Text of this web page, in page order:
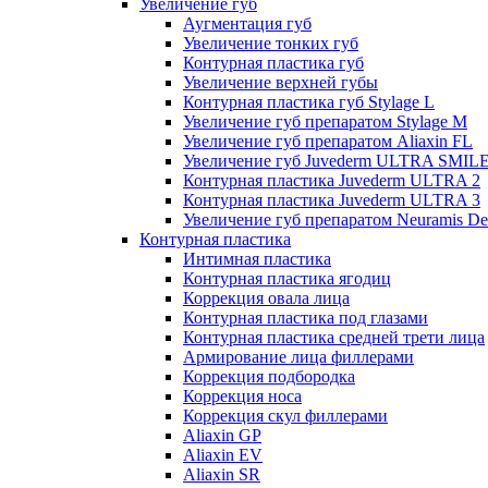
Увеличение губ
Аугментация губ
Увеличение тонких губ
Контурная пластика губ
Увеличение верхней губы
Контурная пластика губ Stylage L
Увеличение губ препаратом Stylage M
Увеличение губ препаратом Aliaxin FL
Увеличение губ Juvederm ULTRA
Контурная пластика Juvederm ULTRA 2
Контурная пластика Juvederm ULTRA 3
Увеличение губ препаратом Neuramis
Контурная пластика
Интимная пластика
Контурная пластика ягодиц
Коррекция овала лица
Контурная пластика под глазами
Контурная пластика средней трети лица
Армирование лица филлерами
Коррекция подбородка
Коррекция носа
Коррекция скул филлерами
Aliaxin GP
Aliaxin EV
Aliaxin SR